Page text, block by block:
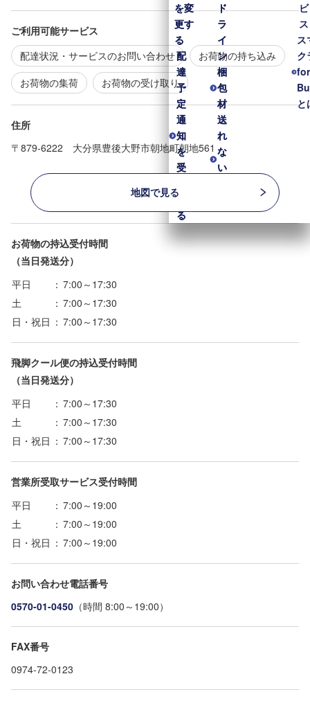
を変
更す
る
配
達
予
定
通
知
を
受
取
る
ド
ラ
イ
ン
梱
包
材
送
れ
な
い
を変
更す
る
配
達
予
定
通
知
を
受
取
る
ド
ラ
イ
ン
梱
包
材
送
れ
な
い
ビ
ス
ス
ク
for
と
ご利用可能サービス
配達状況・サービスのお問い合わせ
お荷物の持ち込み
お荷物の集荷
お荷物の受け取り
住所
〒879-6222 大分県豊後大野市朝地町朝地561
地図で見る
お荷物の持込受付時間
（当日発送分）
平日
： 7:00～17:30
土
： 7:00～17:30
日・祝日 ： 7:00～17:30
飛脚クール便の持込受付時間
（当日発送分）
平日
： 7:00～17:30
土
： 7:00～17:30
日・祝日 ： 7:00～17:30
営業所受取サービス受付時間
平日
： 7:00～19:00
土
： 7:00～19:00
日・祝日 ： 7:00～19:00
お問い合わせ電話番号
0570-01-0450 （時間 8:00～19:00）
FAX番号
0974-72-0123